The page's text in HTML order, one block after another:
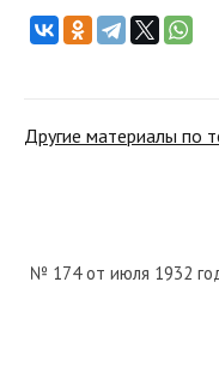
Другие материалы по
№ 174 от июля 1932